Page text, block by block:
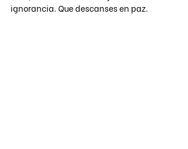
ignorancia. Que descanses en paz.